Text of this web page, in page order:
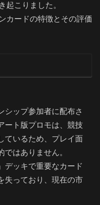
起こりました。
カードの特徴とその評価
シップ参加者に配布さ
ート版プロモは、競技
ているため、プレイ面
はありません。
デッキで重要なカード
失っており、現在の市